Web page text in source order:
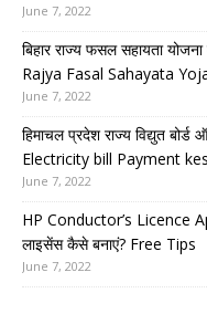
June 7, 2022
बिहार राज्य फसल सहायता
Rajya Fasal Sahayata
June 7, 2022
हिमाचल प्रदेश राज्य विद्युत
Electricity bill Payment
June 7, 2022
HP Conductor’s Licence
लाइसेंस कैसे बनाएं? Free Tips
June 7, 2022